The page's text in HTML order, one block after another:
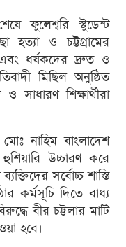
ফুলেশ্বরি স্টুডেন্ট
হত্যা ও চট্টগ্রামের
এবং ধর্ষকদের দ্রুত ও
মিছিল অনুষ্ঠিত
সাধারণ শিক্ষার্থীরা
মোঃ নাহিম বাংলাদেশ
উচ্চারণ করে
সর্বোচ্চ শাস্তি
কর্মসূচি দিতে বাধ্য
বীর চট্টলার মাটি
হবে।